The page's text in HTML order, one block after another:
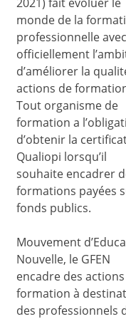
monde de la
professionnelle avec
officiellement
d’améliorer la
actions de
Tout organisme de
formation a
d’obtenir la
Qualiopi lorsqu’il
souhaite encadrer
formations payées
fonds publics.
Mouvement
Nouvelle, le GFEN
encadre des
formation à
des professionnels